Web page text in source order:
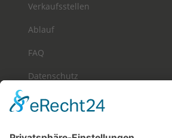
Verkaufsstellen
Ablauf
FAQ
Datenschutz
Impressum